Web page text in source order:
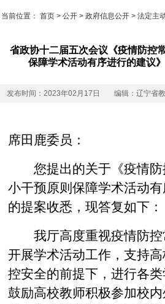
当前位置：首页 >公开 >政府信息公开 >法定主
省政协十二届五次会议《疫情防控
保障学术活动有序进行的建议
发布时间：2023年02月17日 编辑：辽宁省
席田鹿委员：
您提出的关于《疫情
小干预原则保障学术活动有
的提案收悉，现答复如下：
我厅高度重视疫情防控
开展学术活动工作，支持
控安全的前提下，进行各类
鼓励高校教师积极参加校